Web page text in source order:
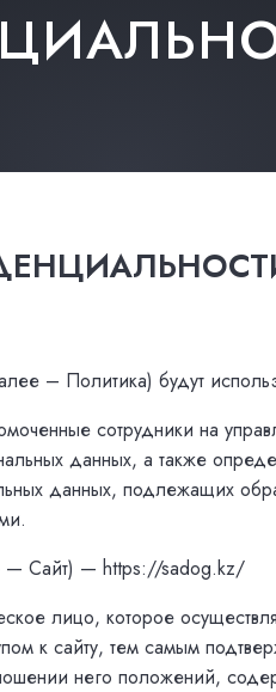
– Политика) будут
сотрудники на
данных, а также
данных, подлежащих
— Сайт) — https://sadog.kz/
лицо, которое
к сайту, тем самым
него положений,